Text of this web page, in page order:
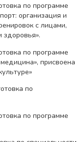
по программе
организация и
с лицами,
по программе
присвоена
по
по программе